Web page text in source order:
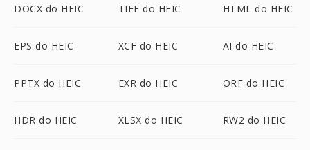
DOCX do HEIC TIFF do HEIC HTML do HEIC
EPS do HEIC XCF do HEIC AI do HEIC
PPTX do HEIC EXR do HEIC ORF do HEIC
HDR do HEIC XLSX do HEIC RW2 do HEIC